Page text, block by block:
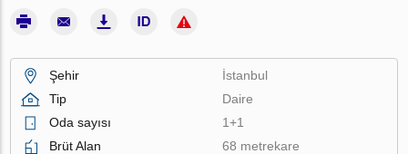
Şehir
İstanbul
Tip
Daire
Oda sayısı
1+1
Brüt Alan
68 metrekare